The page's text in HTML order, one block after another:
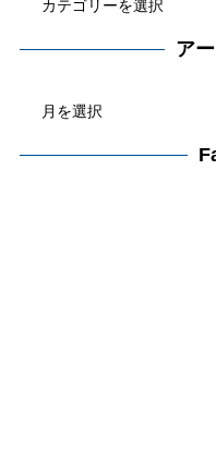
検
ア
カ